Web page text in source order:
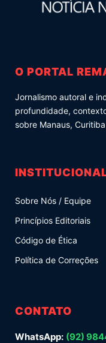
O PORTAL
Jornalismo autoral e
profundidade,
sobre Manaus,
Sobre Nós / Equipe
Princípios Editoriais
Código de Ética
Política de Correções
CONTATO
WhatsApp: (92)